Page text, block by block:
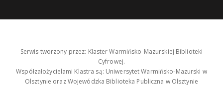
Serwis tworzony przez: Klaster Warmińsko-Mazurskiej Biblioteki
Cyfrowej.
Współzałożycielami Klastra są: Uniwersytet Warmińsko-Mazurski w
Olsztynie oraz Wojewódzka Biblioteka Publiczna w Olsztynie